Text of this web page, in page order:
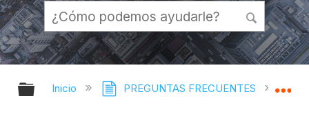
Expandir/contraer jerarquía global
Inicio PREGUNTAS FRECUENTES